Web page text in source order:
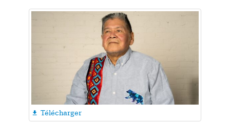
 Télécharger